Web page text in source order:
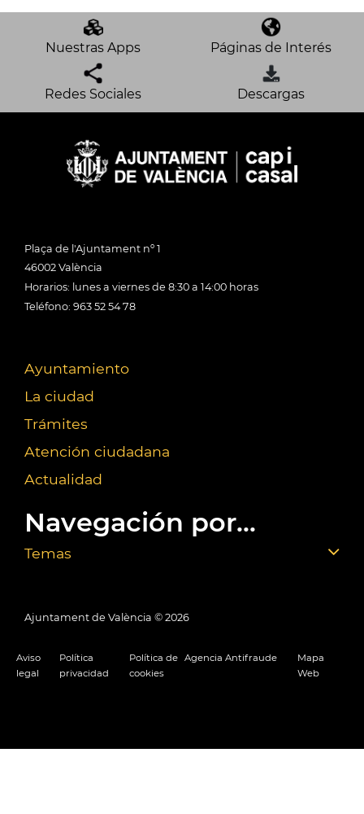
Nuestras Apps Páginas de Interés
Redes Sociales Descargas
Plaça de l'Ajuntament nº 1
46002 València
Horarios: lunes a viernes de 8:30 a 14:00 horas
Teléfono: 963 52 54 78
Ayuntamiento
La ciudad
Trámites
Atención ciudadana
Actualidad
Navegación por...
Temas
Ajuntament de València © 2026
Aviso
legal
Política
privacidad
Política de
cookies
Agencia Antifraude
Mapa
Web